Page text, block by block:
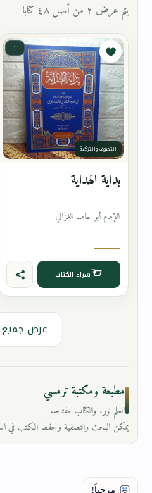
يتم عرض ٢ من أصل ٤٨ كتابا
١
التصوف والتزكية
بداية الهداية
الإمام أبو حامد الغزالي
شراء الكتاب
عرض جميع
مطبعة ومكتبة ترمسي
العلم نور، والكتاب مفتاحه
يمكن البحث والتصفية وحفظ الكتب في